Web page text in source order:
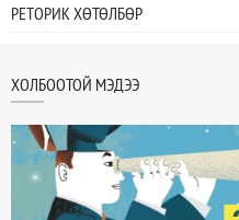
РЕТОРИК ХӨТӨЛБӨР
ХОЛБООТОЙ МЭДЭЭ